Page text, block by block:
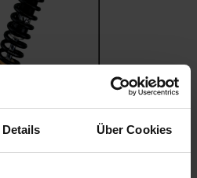
Details Über Cookies